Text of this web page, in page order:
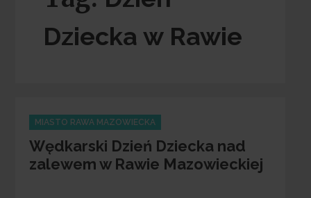
Dziecka w Rawie
Categories
MIASTO RAWA MAZOWIECKA
Wędkarski Dzień Dziecka nad
zalewem w Rawie Mazowieckiej